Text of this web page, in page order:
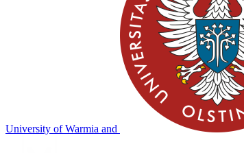
University of Warmia and